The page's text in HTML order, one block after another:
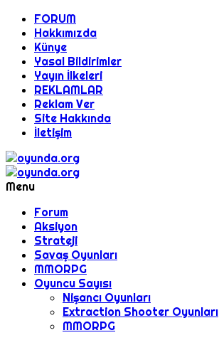
FORUM
Hakkımızda
Künye
Yasal Bildirimler
Yayın İlkeleri
REKLAMLAR
Reklam Ver
Site Hakkında
İletişim
Menu
Forum
Aksiyon
Strateji
Savaş Oyunları
MMORPG
Oyuncu Sayısı
Nişancı Oyunları
Extraction Shooter Oyunları
MMORPG